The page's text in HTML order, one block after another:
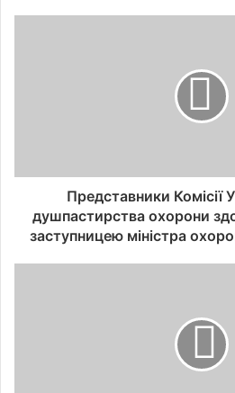
Представники Комісії
душпастирства охорони
заступницею міністра